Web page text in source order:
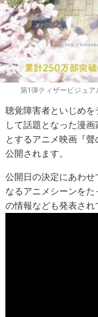
第1弾ティザービジュ
聴覚障害者といじめ
して話題となった漫
とするアニメ映画『
公開されます。
公開日の決定にあわ
なるアニメシーンを
の情報なども発表され